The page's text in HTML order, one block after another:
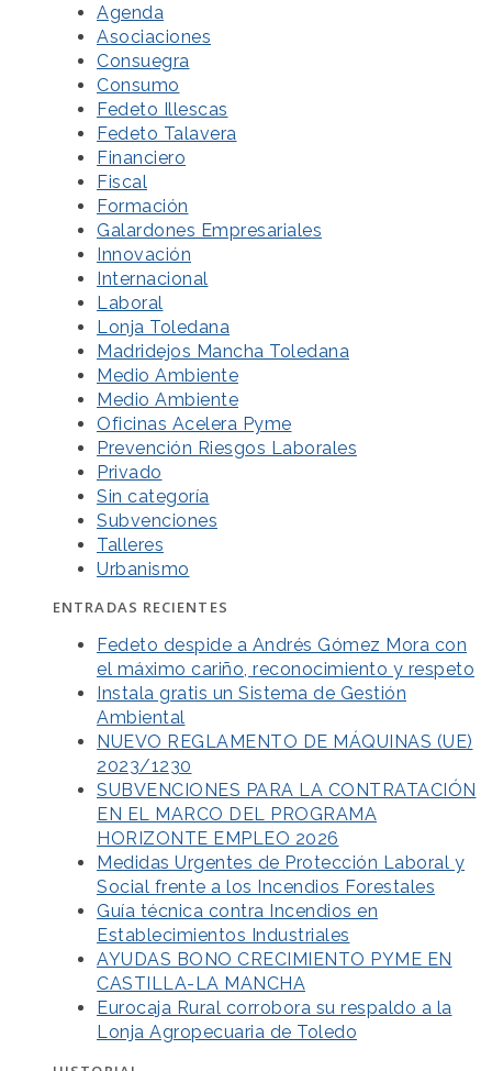
Agenda
Asociaciones
Consuegra
Consumo
Fedeto Illescas
Fedeto Talavera
Financiero
Fiscal
Formación
Galardones Empresariales
Innovación
Internacional
Laboral
Lonja Toledana
Madridejos Mancha Toledana
Medio Ambiente
Medio Ambiente
Oficinas Acelera Pyme
Prevención Riesgos Laborales
Privado
Sin categoría
Subvenciones
Talleres
Urbanismo
ENTRADAS RECIENTES
Fedeto despide a Andrés Gómez Mora con
el máximo cariño, reconocimiento y respeto
Instala gratis un Sistema de Gestión
Ambiental
NUEVO REGLAMENTO DE MÁQUINAS (UE)
2023/1230
SUBVENCIONES PARA LA CONTRATACIÓN
EN EL MARCO DEL PROGRAMA
HORIZONTE EMPLEO 2026
Medidas Urgentes de Protección Laboral y
Social frente a los Incendios Forestales
Guía técnica contra Incendios en
Establecimientos Industriales
AYUDAS BONO CRECIMIENTO PYME EN
CASTILLA-LA MANCHA
Eurocaja Rural corrobora su respaldo a la
Lonja Agropecuaria de Toledo